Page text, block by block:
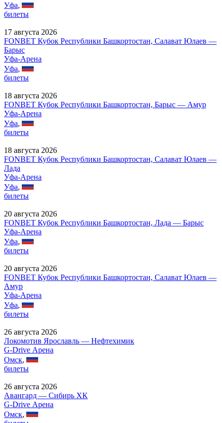
Уфа,
билеты
17 августа 2026
FONBET Кубок Республики Башкортостан, Салават Юлаев —
Барыс
Уфа-Арена
Уфа,
билеты
18 августа 2026
FONBET Кубок Республики Башкортостан, Барыс — Амур
Уфа-Арена
Уфа,
билеты
18 августа 2026
FONBET Кубок Республики Башкортостан, Салават Юлаев —
Лада
Уфа-Арена
Уфа,
билеты
20 августа 2026
FONBET Кубок Республики Башкортостан, Лада — Барыс
Уфа-Арена
Уфа,
билеты
20 августа 2026
FONBET Кубок Республики Башкортостан, Салават Юлаев —
Амур
Уфа-Арена
Уфа,
билеты
26 августа 2026
Локомотив Ярославль — Нефтехимик
G-Drive Арена
Омск,
билеты
26 августа 2026
Авангард — Сибирь ХК
G-Drive Арена
Омск,